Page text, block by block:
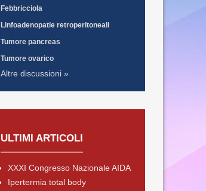
Febbricciola
Linfoadenopatie retroperitoneali
Tumore pancreas
Tumore ovarico
Altre discussioni »
ULTIMI ARTICOLI
XXXI Congresso Nazionale AIDA
Ipertermia total body